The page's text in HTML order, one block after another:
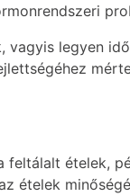
legyen
ételek,
ételek